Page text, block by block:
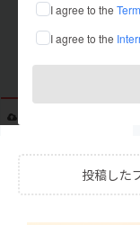
I agree to the
I agree to the
出身国：日本 出身地
投稿した